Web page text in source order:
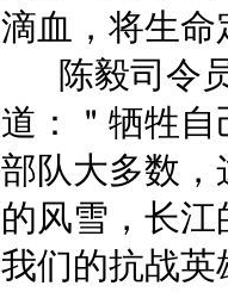
滴血，将生
陈毅司令员
道：＂牺牲
部队大多数
的风雪，长
我们的抗战